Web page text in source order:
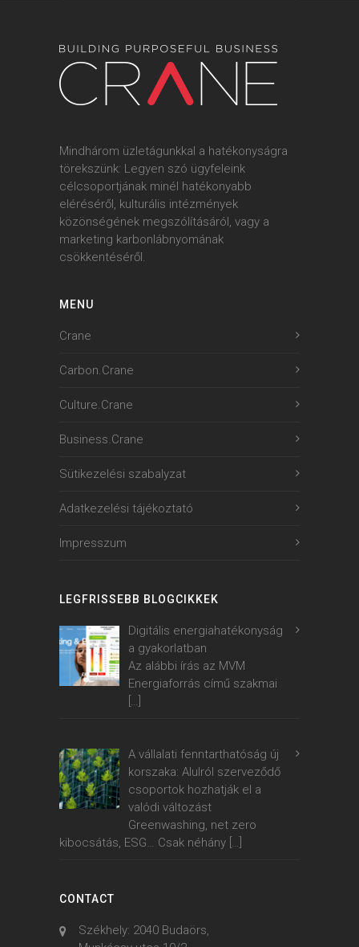
Mindhárom üzletágunkkal a hatékonyságra
törekszünk: Legyen szó ügyfeleink
célcsoportjának minél hatékonyabb
eléréséről, kulturális intézmények
közönségének megszólításáról, vagy a
marketing karbonlábnyomának
csökkentéséről.
MENU
Crane
Carbon.Crane
Culture.Crane
Business.Crane
Sütikezelési szabalyzat
Adatkezelési tájékoztató
Impresszum
LEGFRISSEBB BLOGCIKKEK
Digitális energiahatékonyság
a gyakorlatban
Az alábbi írás az MVM
Energiaforrás című szakmai
[…]
A vállalati fenntarthatóság új
korszaka: Alulról szerveződő
csoportok hozhatják el a
valódi változást
Greenwashing, net zero
kibocsátás, ESG… Csak néhány
CONTACT
Székhely: 2040 Budaörs,